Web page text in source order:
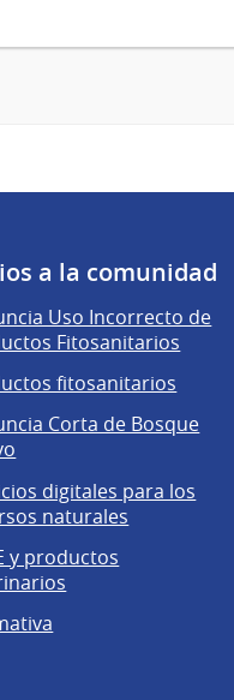
a la comunidad
Uso Incorrecto de
Fitosanitarios
fitosanitarios
Corta de Bosque
digitales para los
naturales
y productos